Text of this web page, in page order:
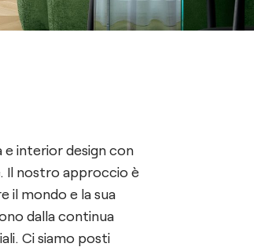
e interior design con
Il nostro approccio è
il mondo e la sua
dalla continua
Ci siamo posti